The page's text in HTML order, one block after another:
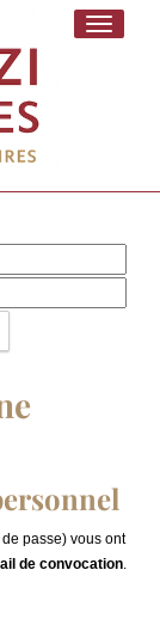
Toggle
passe) vous ont
de convocation.